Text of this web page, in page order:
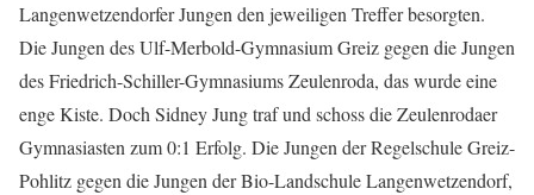
Langenwetzendorfer Jungen den jeweiligen Treffer besorgten.
Die Jungen des Ulf-Merbold-Gymnasium Greiz gegen die Jungen
des Friedrich-Schiller-Gymnasiums Zeulenroda, das wurde eine
enge Kiste. Doch Sidney Jung traf und schoss die Zeulenrodaer
Gymnasiasten zum 0:1 Erfolg. Die Jungen der Regelschule Greiz-
Pohlitz gegen die Jungen der Bio-Landschule Langenwetzendorf,